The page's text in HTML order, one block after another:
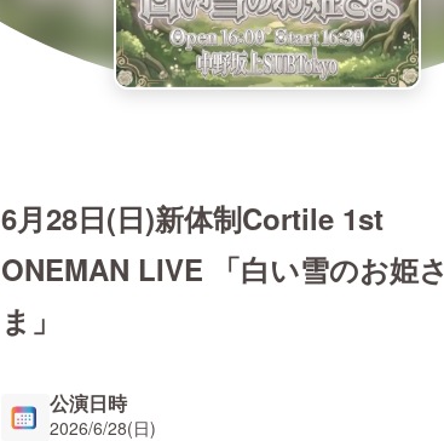
6月28日(日)新体制Cortile 1st
ONEMAN LIVE 「白い雪のお姫さ
ま」
公演日時
2026/6/28(日)